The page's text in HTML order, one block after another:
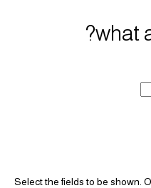
what
Select the fields to be shown.